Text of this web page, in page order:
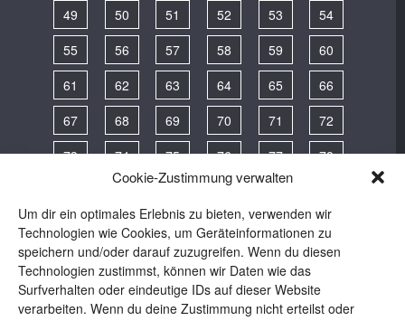
Cookie-Zustimmung verwalten
Um dir ein optimales Erlebnis zu bieten, verwenden wir
Technologien wie Cookies, um Geräteinformationen zu
speichern und/oder darauf zuzugreifen. Wenn du diesen
Technologien zustimmst, können wir Daten wie das
Surfverhalten oder eindeutige IDs auf dieser Website
verarbeiten. Wenn du deine Zustimmung nicht erteilst oder
49
50 51 52 53
54
55
56 57 58 59
60
61
62 63 64 65
66
67
68 69 70 71
72
73
74 75 76 77
78
82
85
86 87 88 89
90
91
92 93 94 95
96
97
98